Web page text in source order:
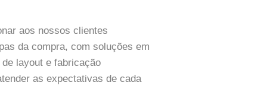
aos nossos clientes
da compra, com soluções em
layout e fabricação
as expectativas de cada